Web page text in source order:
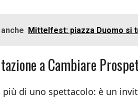
Mittelfest: piazza Duomo si
a Cambiare
è più di uno spettacolo: è un